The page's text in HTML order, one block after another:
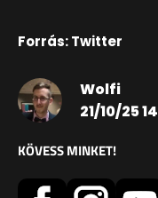
Forrás: Twitter
Wolfi
21/10/25
KÖVESS MINKET!